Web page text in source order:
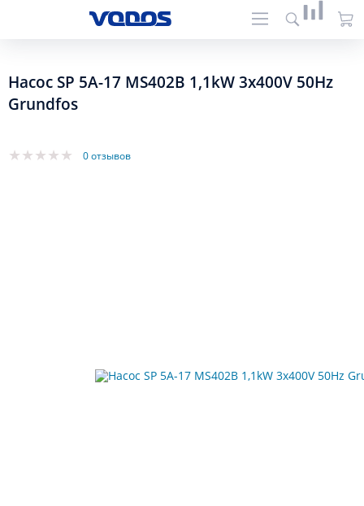
Насос SP 5A-17 MS402B 1,1kW 3x400V 50Hz
Grundfos
0 отзывов